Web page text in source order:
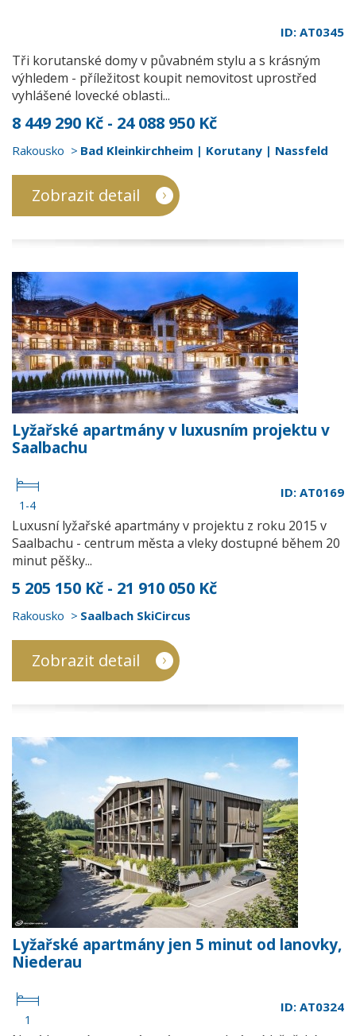
ID: AT0345
Tři korutanské domy v půvabném stylu a s krásným
výhledem - příležitost koupit nemovitost uprostřed
vyhlášené lovecké oblasti...
8 449 290 Kč - 24 088 950 Kč
Rakousko Bad Kleinkirchheim | Korutany | Nassfeld
Zobrazit detail
Lyžařské apartmány v luxusním projektu v
Saalbachu
1-4
ID: AT0169
Luxusní lyžařské apartmány v projektu z roku 2015 v
Saalbachu - centrum města a vleky dostupné během 20
minut pěšky...
5 205 150 Kč - 21 910 050 Kč
Rakousko Saalbach SkiCircus
Zobrazit detail
Lyžařské apartmány jen 5 minut od lanovky,
Niederau
1
ID: AT0324